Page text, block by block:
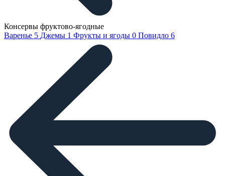
Консервы фруктово-ягодные
Варенье 5 Джемы 1 Фрукты и ягоды 0 Повидло 6